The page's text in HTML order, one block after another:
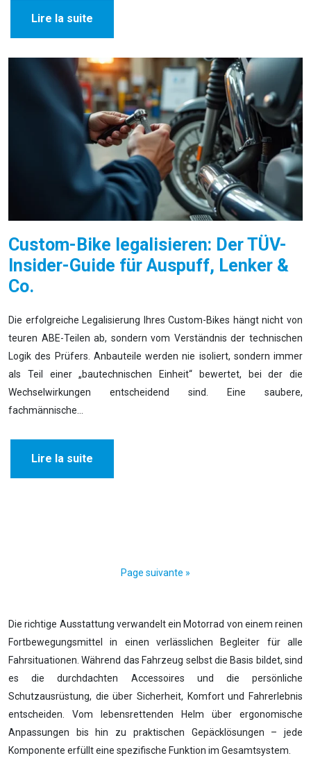
Lire la suite
Custom-Bike legalisieren: Der TÜV-
Insider-Guide für Auspuff, Lenker &
Co.
Die erfolgreiche Legalisierung Ihres Custom-Bikes hängt nicht von
teuren ABE-Teilen ab, sondern vom Verständnis der technischen
Logik des Prüfers. Anbauteile werden nie isoliert, sondern immer
als Teil einer „bautechnischen Einheit“ bewertet, bei der die
Wechselwirkungen entscheidend sind. Eine saubere,
fachmännische…
Lire la suite
Page suivante »
Die richtige Ausstattung verwandelt ein Motorrad von einem reinen
Fortbewegungsmittel in einen verlässlichen Begleiter für alle
Fahrsituationen. Während das Fahrzeug selbst die Basis bildet, sind
es die durchdachten Accessoires und die persönliche
Schutzausrüstung, die über Sicherheit, Komfort und Fahrerlebnis
entscheiden. Vom lebensrettenden Helm über ergonomische
Anpassungen bis hin zu praktischen Gepäcklösungen – jede
Komponente erfüllt eine spezifische Funktion im Gesamtsystem.